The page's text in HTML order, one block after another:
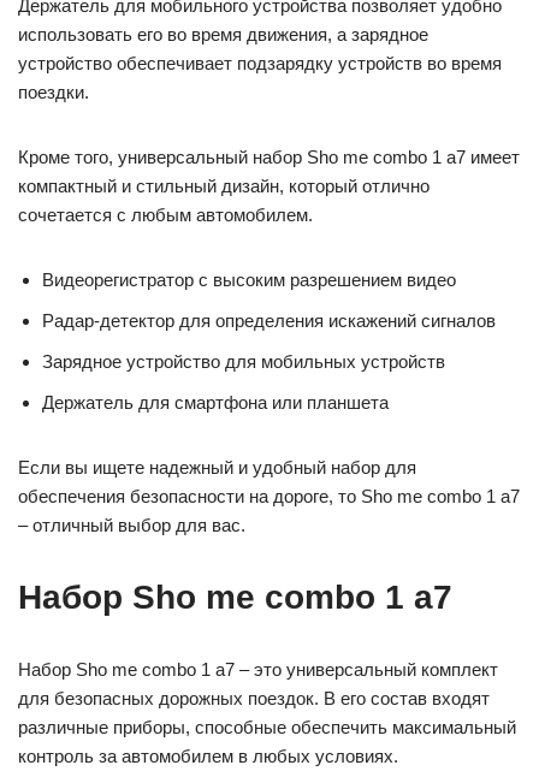
Держатель для мобильного устройства позволяет удобно
использовать его во время движения, а зарядное
устройство обеспечивает подзарядку устройств во время
поездки.
Кроме того, универсальный набор Sho me combo 1 а7 имеет
компактный и стильный дизайн, который отлично
сочетается с любым автомобилем.
Видеорегистратор с высоким разрешением видео
Радар-детектор для определения искажений сигналов
Зарядное устройство для мобильных устройств
Держатель для смартфона или планшета
Если вы ищете надежный и удобный набор для
обеспечения безопасности на дороге, то Sho me combo 1 а7
– отличный выбор для вас.
Набор Sho me combo 1 а7
Набор Sho me combo 1 а7 – это универсальный комплект
для безопасных дорожных поездок. В его состав входят
различные приборы, способные обеспечить максимальный
контроль за автомобилем в любых условиях.